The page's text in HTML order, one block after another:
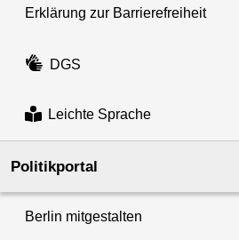
Erklärung zur Barrierefreiheit
DGS
Leichte Sprache
Politikportal
Berlin mitgestalten